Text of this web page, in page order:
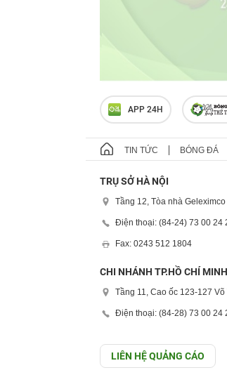
APP 24H
TIN TỨC BÓNG ĐÁ
TRỤ SỞ HÀ NỘI
Tầng 12, Tòa nhà
Điện thoại: (84-24) 73 00 24
Fax: 0243 512 1804
CHI NHÁNH TP.HỒ CHÍ MINH
Tầng 11, Cao ốc 123-127
Điện thoại: (84-28) 73 00 24
LIÊN HỆ QUẢNG CÁO